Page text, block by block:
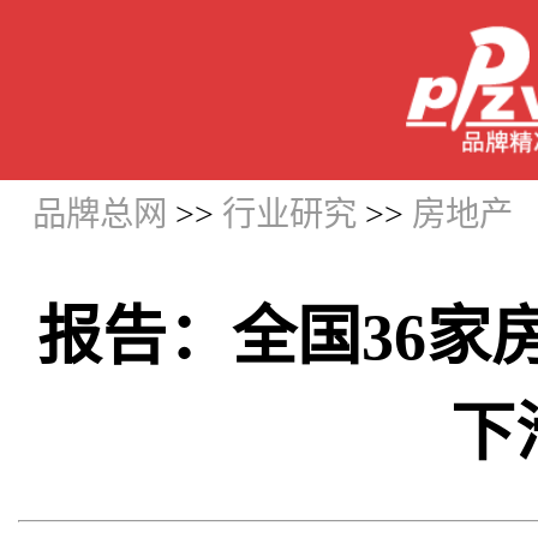
品牌总网 >> 行业研究 >> 房地产
报告：全国36家
下